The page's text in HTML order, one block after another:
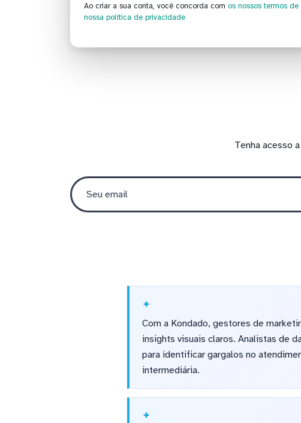
Ao criar a sua conta, você concorda com os nossos termos de
nossa política de privacidade
Tenha acesso
Com a Kondado, gestores de
insights visuais claros. Analistas de
para identificar gargalos no
intermediária.